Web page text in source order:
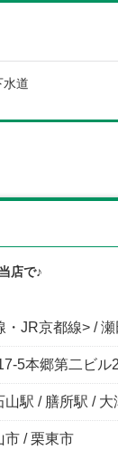
水道
店で♪
JR京都線> / 瀬
5本郷第二ビル
駅 / 膳所駅 / 大
市 / 栗東市